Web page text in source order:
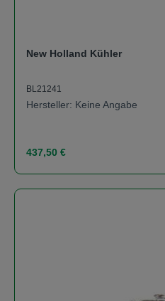
New Holland Kühler
BL21241
Hersteller: Keine Angabe
Regulärer Preis:
437,50 €